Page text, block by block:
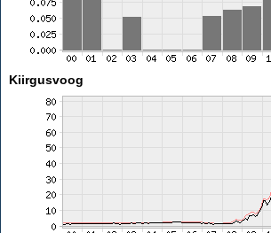
Kiirgusvoog